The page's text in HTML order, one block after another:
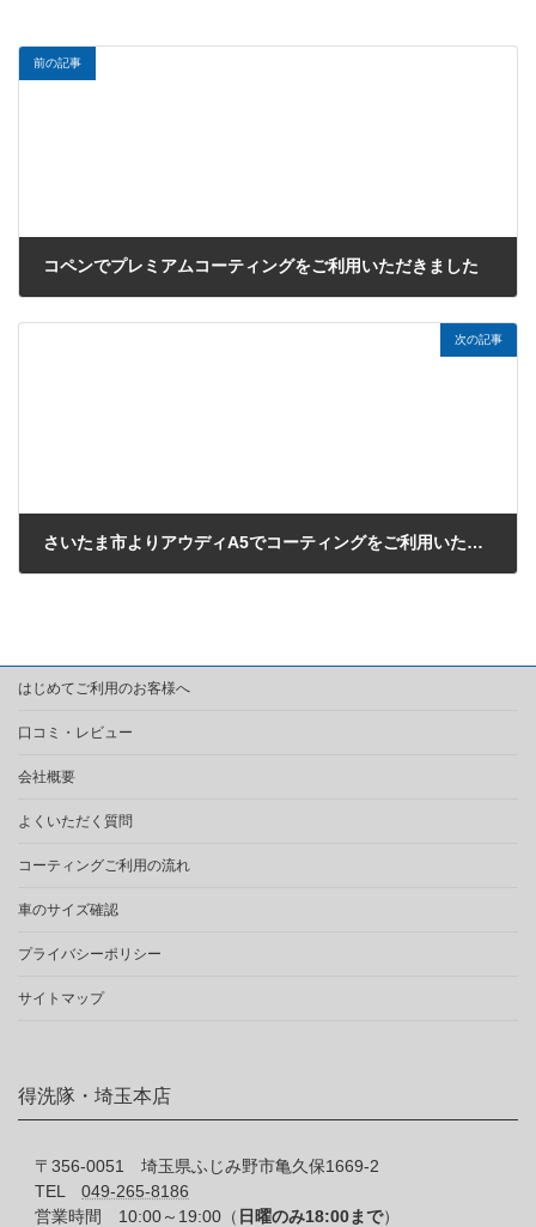
前の記事
コペンでプレミアムコーティングをご利用いただきました
次の記事
さいたま市よりアウディA5でコーティングをご利用いただきました
はじめてご利用のお客様へ
口コミ・レビュー
会社概要
よくいただく質問
コーティングご利用の流れ
車のサイズ確認
プライバシーポリシー
サイトマップ
得洗隊・埼玉本店
〒356-0051 埼玉県ふじみ野市亀久保1669-2
TEL 049-265-8186
営業時間 10:00～19:00（ 日曜のみ18:00まで）